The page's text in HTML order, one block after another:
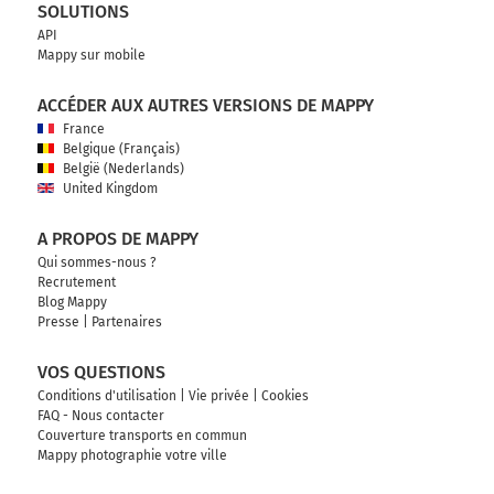
SOLUTIONS
API
Mappy sur mobile
ACCÉDER AUX AUTRES VERSIONS DE MAPPY
France
Belgique (Français)
België (Nederlands)
United Kingdom
A PROPOS DE MAPPY
Qui sommes-nous ?
Recrutement
Blog Mappy
Presse
Partenaires
VOS QUESTIONS
Conditions d'utilisation Vie privée
Cookies
FAQ - Nous contacter
Couverture transports en commun
Mappy photographie votre ville